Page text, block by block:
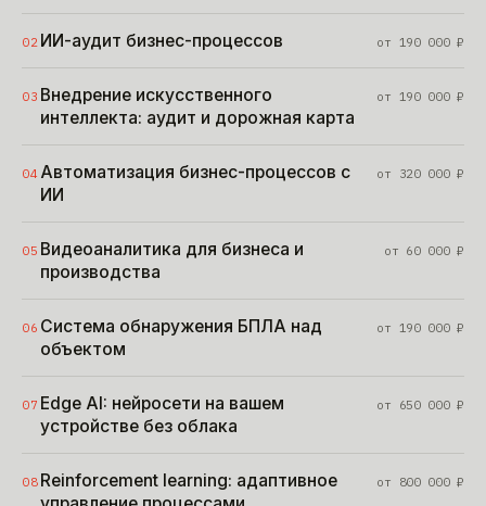
02 ИИ-аудит бизнес-процессов от 190 000₽
03 Внедрение искусственного
интеллекта: аудит и дорожная карта
от 190 000₽
04 Автоматизация бизнес-процессов с
ИИ
от 320 000₽
05 Видеоаналитика для бизнеса и
производства
от 60 000₽
06 Система обнаружения БПЛА над
объектом
от 190 000₽
07 Edge AI: нейросети на вашем
устройстве без облака
от 650 000₽
08 Reinforcement learning: адаптивное
от 800 000₽